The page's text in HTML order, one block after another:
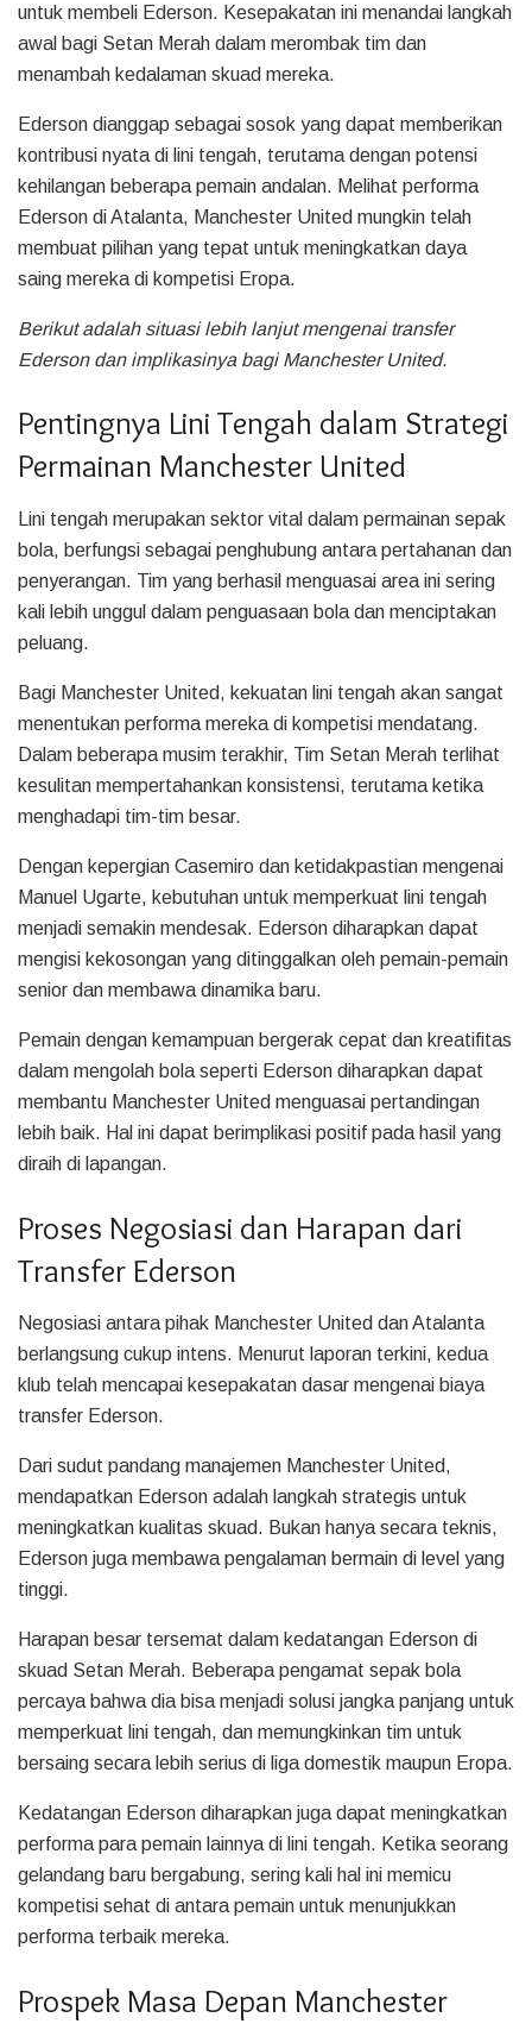
untuk membeli Ederson. Kesepakatan ini menandai langkah
awal bagi Setan Merah dalam merombak tim dan
menambah kedalaman skuad mereka.
Ederson dianggap sebagai sosok yang dapat memberikan
kontribusi nyata di lini tengah, terutama dengan potensi
kehilangan beberapa pemain andalan. Melihat performa
Ederson di Atalanta, Manchester United mungkin telah
membuat pilihan yang tepat untuk meningkatkan daya
saing mereka di kompetisi Eropa.
Berikut adalah situasi lebih lanjut mengenai transfer
Ederson dan implikasinya bagi Manchester United.
Pentingnya Lini Tengah dalam Strategi
Permainan Manchester United
Lini tengah merupakan sektor vital dalam permainan sepak
bola, berfungsi sebagai penghubung antara pertahanan dan
penyerangan. Tim yang berhasil menguasai area ini sering
kali lebih unggul dalam penguasaan bola dan menciptakan
peluang.
Bagi Manchester United, kekuatan lini tengah akan sangat
menentukan performa mereka di kompetisi mendatang.
Dalam beberapa musim terakhir, Tim Setan Merah terlihat
kesulitan mempertahankan konsistensi, terutama ketika
menghadapi tim-tim besar.
Dengan kepergian Casemiro dan ketidakpastian mengenai
Manuel Ugarte, kebutuhan untuk memperkuat lini tengah
menjadi semakin mendesak. Ederson diharapkan dapat
mengisi kekosongan yang ditinggalkan oleh pemain-pemain
senior dan membawa dinamika baru.
Pemain dengan kemampuan bergerak cepat dan kreatifitas
dalam mengolah bola seperti Ederson diharapkan dapat
membantu Manchester United menguasai pertandingan
lebih baik. Hal ini dapat berimplikasi positif pada hasil yang
diraih di lapangan.
Proses Negosiasi dan Harapan dari
Transfer Ederson
Negosiasi antara pihak Manchester United dan Atalanta
berlangsung cukup intens. Menurut laporan terkini, kedua
klub telah mencapai kesepakatan dasar mengenai biaya
transfer Ederson.
Dari sudut pandang manajemen Manchester United,
mendapatkan Ederson adalah langkah strategis untuk
meningkatkan kualitas skuad. Bukan hanya secara teknis,
Ederson juga membawa pengalaman bermain di level yang
tinggi.
Harapan besar tersemat dalam kedatangan Ederson di
skuad Setan Merah. Beberapa pengamat sepak bola
percaya bahwa dia bisa menjadi solusi jangka panjang untuk
memperkuat lini tengah, dan memungkinkan tim untuk
bersaing secara lebih serius di liga domestik maupun Eropa.
Kedatangan Ederson diharapkan juga dapat meningkatkan
performa para pemain lainnya di lini tengah. Ketika seorang
gelandang baru bergabung, sering kali hal ini memicu
kompetisi sehat di antara pemain untuk menunjukkan
performa terbaik mereka.
Prospek Masa Depan Manchester